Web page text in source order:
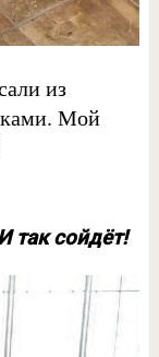
из
Мой
так сойдёт!